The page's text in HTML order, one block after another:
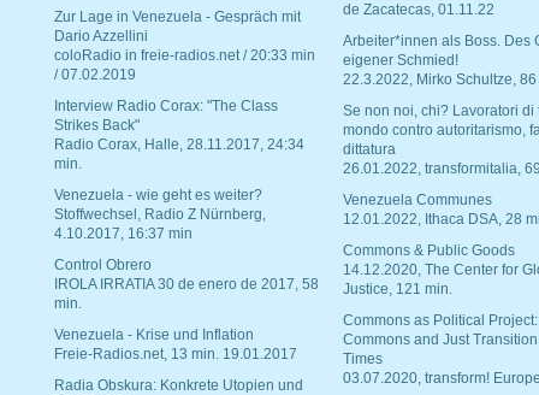
Zur Lage in Venezuela - Gespräch mit
Dario Azzellini
coloRadio in freie-radios.net / 20:33 min
/ 07.02.2019
Interview Radio Corax: "The Class
Strikes Back"
Radio Corax, Halle, 28.11.2017, 24:34
min.
Venezuela - wie geht es weiter?
Stoffwechsel, Radio Z Nürnberg,
4.10.2017, 16:37 min
Control Obrero
IROLA IRRATIA 30 de enero de 2017, 58
min.
Venezuela - Krise und Inflation
Freie-Radios.net, 13 min. 19.01.2017
Radia Obskura: Konkrete Utopien und
de Zacatecas, 01.11.22
Arbeiter*innen als Boss. Des
eigener Schmied!
22.3.2022, Mirko Schultze, 86
Se non noi, chi? Lavoratori di
mondo contro autoritarismo,
dittatura
26.01.2022, transformitalia,
Venezuela Communes
12.01.2022, Ithaca DSA, 28
Commons & Public Goods
14.12.2020, The Center for
Justice, 121 min.
Commons as Political Project:
Commons and Just
Times
03.07.2020, transform!